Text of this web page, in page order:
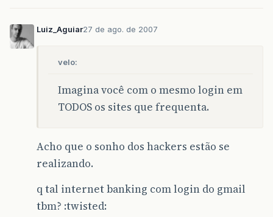
Luiz_Aguiar27 de ago. de 2007
velo:
Imagina você com o mesmo login em
TODOS os sites que frequenta.
Acho que o sonho dos hackers estão se
realizando.
q tal internet banking com login do gmail
tbm? :twisted: